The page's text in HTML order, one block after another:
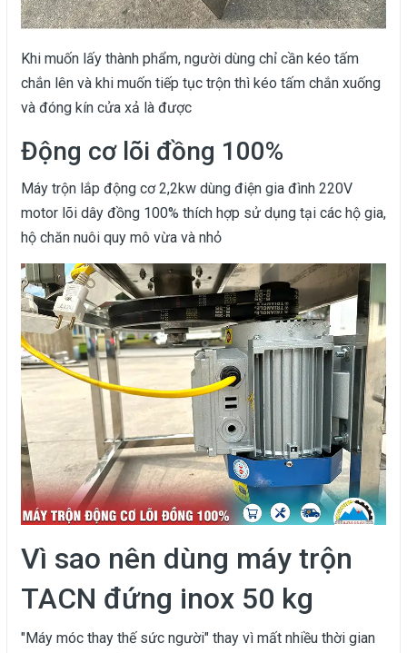
Khi muốn lấy thành phẩm, người dùng chỉ cần kéo tấm
chắn lên và khi muốn tiếp tục trộn thì kéo tấm chắn xuống
và đóng kín cửa xả là được
Động cơ lõi đồng 100%
Máy trộn lắp động cơ 2,2kw dùng điện gia đình 220V
motor lõi dây đồng 100% thích hợp sử dụng tại các hộ gia,
hộ chăn nuôi quy mô vừa và nhỏ
Vì sao nên dùng máy trộn
TACN đứng inox 50 kg
"Máy móc thay thế sức người" thay vì mất nhiều thời gian